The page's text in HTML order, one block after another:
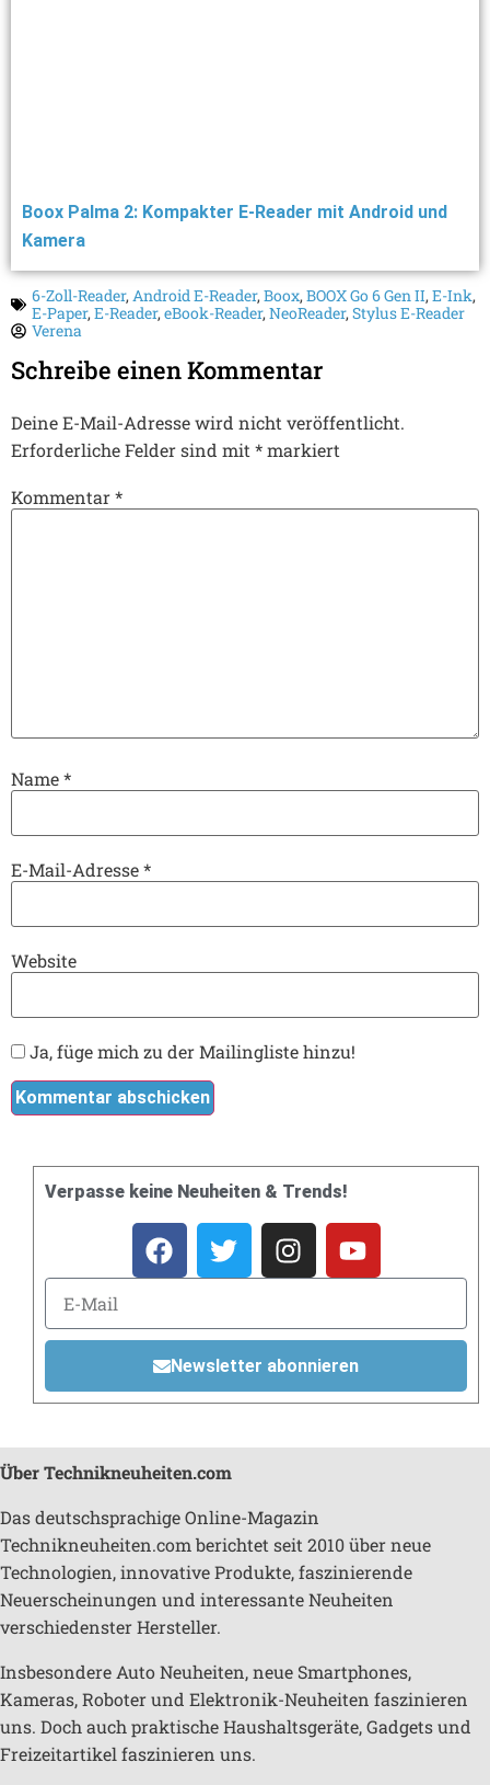
Boox Palma 2: Kompakter E-Reader mit Android und
Kamera
6-Zoll-Reader,Android E-Reader,Boox,BOOX Go 6 Gen II,E-Ink,
E-Paper,E-Reader,eBook-Reader,NeoReader,Stylus E-Reader
Verena
Schreibe einen Kommentar
Deine E-Mail-Adresse wird nicht veröffentlicht.
Erforderliche Felder sind mit *markiert
Kommentar*
Name*
E-Mail-Adresse*
Website
Ja, füge mich zu der Mailingliste hinzu!
Verpasse keine Neuheiten & Trends!
Newsletter abonnieren
Über Technikneuheiten.com
Das deutschsprachige Online-Magazin
Technikneuheiten.com berichtet seit 2010 über neue
Technologien, innovative Produkte, faszinierende
Neuerscheinungen und interessante Neuheiten
verschiedenster Hersteller.
Insbesondere Auto Neuheiten, neue Smartphones,
Kameras, Roboter und Elektronik-Neuheiten faszinieren
uns. Doch auch praktische Haushaltsgeräte, Gadgets und
Freizeitartikel faszinieren uns.